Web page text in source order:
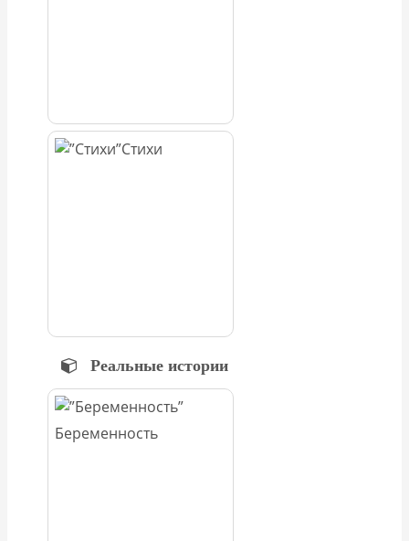
Стихи
Реальные истории
Беременность